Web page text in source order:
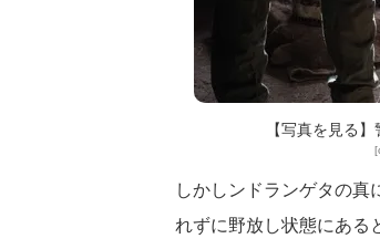
【写真を見る
しかしンドランゲタの真
れずに野放し状態にある